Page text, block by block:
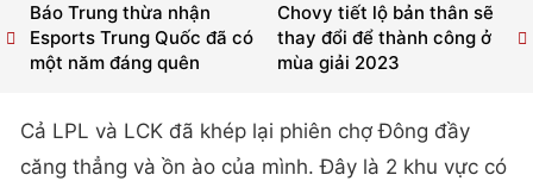
Chovy tiết lộ bản thân sẽ
thay đổi để thành công ở
mùa giải 2023
Báo Trung thừa nhận
Esports Trung Quốc đã có
một năm đáng quên
Cả LPL và LCK đã khép lại phiên chợ Đông đầy
căng thẳng và ồn ào của mình. Đây là 2 khu vực có